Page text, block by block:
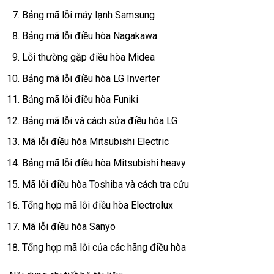
Bảng mã lỗi máy lạnh Samsung
Bảng mã lỗi điều hòa Nagakawa
Lỗi thường gặp điều hòa Midea
Bảng mã lỗi điều hòa LG Inverter
Bảng mã lỗi điều hòa Funiki
Bảng mã lỗi và cách sửa điều hòa LG
Mã lỗi điều hòa Mitsubishi Electric
Bảng mã lỗi điều hòa Mitsubishi heavy
Mã lỗi điều hòa Toshiba và cách tra cứu
Tổng hợp mã lỗi điều hòa Electrolux
Mã lỗi điều hòa Sanyo
Tổng hợp mã lỗi của các hãng điều hòa